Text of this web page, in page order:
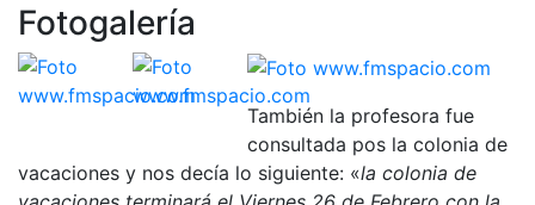
Fotogalería
También la profesora fue
consultada pos la colonia de
vacaciones y nos decía lo siguiente: «la colonia de